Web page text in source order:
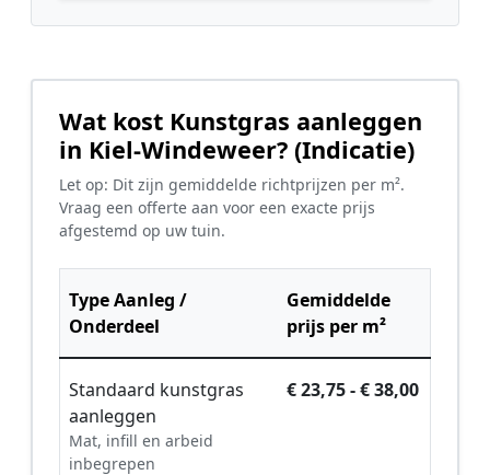
Wat kost Kunstgras aanleggen
in Kiel-Windeweer? (Indicatie)
Let op: Dit zijn gemiddelde richtprijzen per m².
Vraag een offerte aan voor een exacte prijs
afgestemd op uw tuin.
Type Aanleg /
Onderdeel
Gemiddelde
prijs per m²
Standaard kunstgras
aanleggen
Mat, infill en arbeid
inbegrepen
€ 23,75 - € 38,00